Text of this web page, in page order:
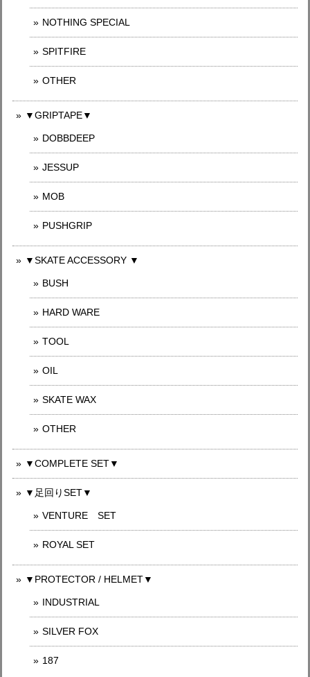
NOTHING SPECIAL
SPITFIRE
OTHER
▼GRIPTAPE▼
DOBBDEEP
JESSUP
MOB
PUSHGRIP
▼SKATE ACCESSORY ▼
BUSH
HARD WARE
TOOL
OIL
SKATE WAX
OTHER
▼COMPLETE SET▼
▼足回りSET▼
VENTURE SET
ROYAL SET
▼PROTECTOR / HELMET▼
INDUSTRIAL
SILVER FOX
187